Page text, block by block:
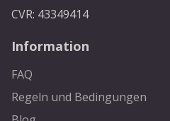
CVR: 43349414
Information
FAQ
Regeln und Bedingungen